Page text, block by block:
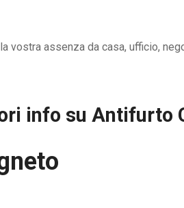
vostra assenza da casa, ufficio,
info su Antifurto